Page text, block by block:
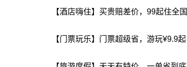
【酒店嗨住】买贵赔差价，99起住全国
【门票玩乐】门票超级省，游玩¥9.9起